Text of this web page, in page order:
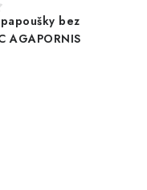
bez
AGAPORNIS